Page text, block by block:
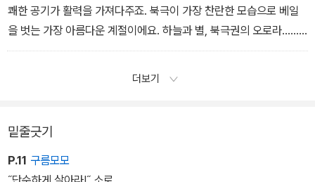
쾌한 공기가 활력을 가져다주죠. 북극이 가장 찬란한 모습으로 베일
을 벗는 가장 아름다운 계절이에요. 하늘과 별, 북극권의 오로라……
너무나 아름다워서 아무리 봐도 질리지 않아요.”
더보기
밑줄긋기
P.11 구름모모